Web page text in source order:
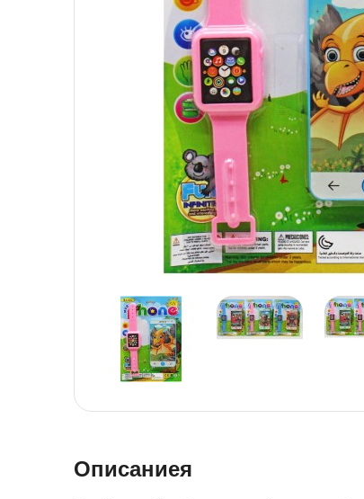
Детская косметика
Товары для праздника
Новогодние украшения
Детская мебель
Детская посуда
Товары для маленьких детей
Уход и гигиена ребенка
Канцелярские товары
Товары для маленьких детей
Уход и гигиена ребенка
Канцелярские товары
Описаниея